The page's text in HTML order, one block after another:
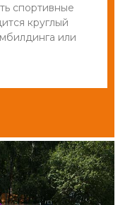
спортивные
круглый
или